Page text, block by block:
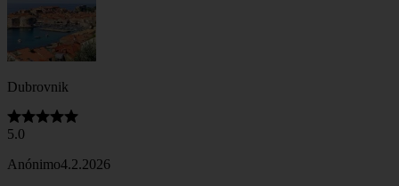
Dubrovnik
5.0
Anónimo4.2.2026